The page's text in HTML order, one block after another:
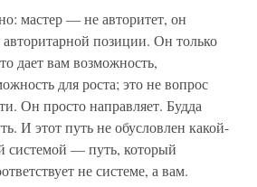
мастер — не авторитет, он
авторитарной позиции. Он только
дает вам возможность,
для роста; это не вопрос
Он просто направляет. Будда
И этот путь не обусловлен какой-
системой — путь, который
не системе, а вам.